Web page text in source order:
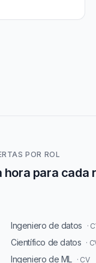
POR ROL
hora para cada
Ingeniero de datos ·
Científico de datos ·
Ingeniero de ML · CV